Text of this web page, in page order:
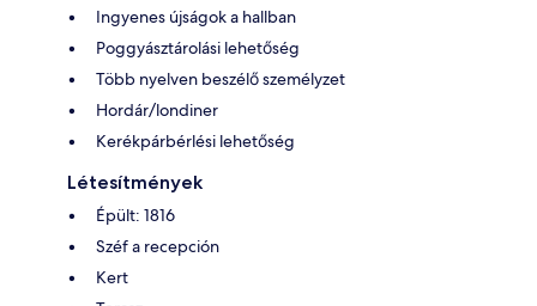
Ingyenes újságok a hallban
Poggyásztárolási lehetőség
Több nyelven beszélő személyzet
Hordár/londiner
Kerékpárbérlési lehetőség
Létesítmények
Épült: 1816
Széf a recepción
Kert